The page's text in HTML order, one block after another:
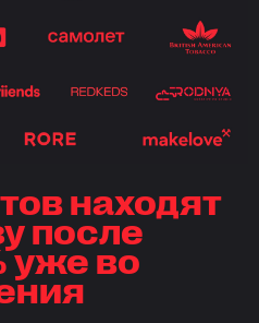
находят
после
уже во